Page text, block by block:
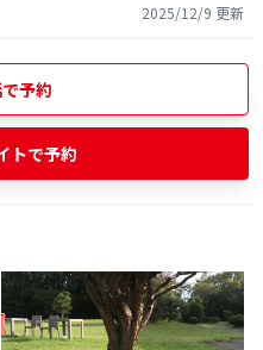
2025/12/9 更新
予約
トで予約